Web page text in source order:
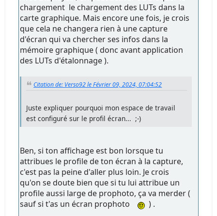
chargement le chargement des LUTs dans la
carte graphique. Mais encore une fois, je crois
que cela ne changera rien à une capture
d'écran qui va chercher ses infos dans la
mémoire graphique ( donc avant application
des LUTs d'étalonnage ).
Citation de: Verso92 le Février 09, 2024, 07:04:52
Juste expliquer pourquoi mon espace de travail
est configuré sur le profil écran... ;-)
Ben, si ton affichage est bon lorsque tu
attribues le profile de ton écran à la capture,
c'est pas la peine d'aller plus loin. Je crois
qu'on se doute bien que si tu lui attribue un
profile aussi large de prophoto, ça va merder (
sauf si t'as un écran prophoto
) .